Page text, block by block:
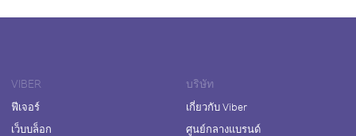
VIBER
ฟีเจอร์
เว็บบล็อก
บริษัท
เกี่ยวกับ Viber
ศูนย์กลางแบรนด์